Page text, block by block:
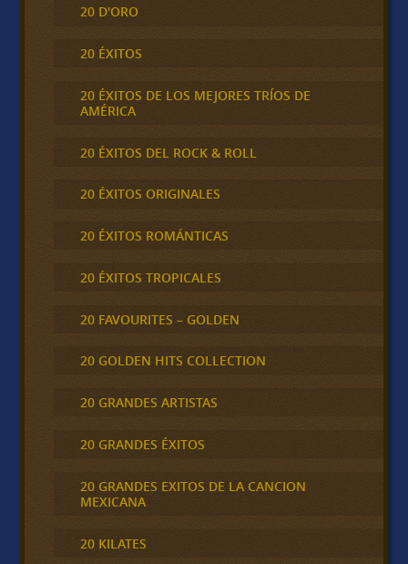
20 D'ORO
20 ÉXITOS
20 ÉXITOS DE LOS MEJORES TRÍOS DE
AMÉRICA
20 ÉXITOS DEL ROCK & ROLL
20 ÉXITOS ORIGINALES
20 ÉXITOS ROMÁNTICAS
20 ÉXITOS TROPICALES
20 FAVOURITES – GOLDEN
20 GOLDEN HITS COLLECTION
20 GRANDES ARTISTAS
20 GRANDES ÉXITOS
20 GRANDES EXITOS DE LA CANCION
MEXICANA
20 KILATES